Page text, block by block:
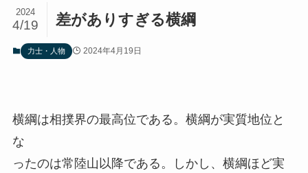
差がありすぎる横綱
2024
4/19
力士・人物 2024年4月19日
横綱は相撲界の最高位である。横綱が実質地位と
な
ったのは常陸山以降である。しかし、横綱ほど実